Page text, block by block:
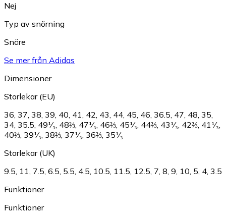
Nej
Typ av snörning
Snöre
Se mer från Adidas
Dimensioner
Storlekar (EU)
36, 37, 38, 39, 40, 41, 42, 43, 44, 45, 46, 36.5, 47, 48, 35,
34, 35.5, 49¹⁄₃, 48⅔, 47¹⁄₃, 46⅔, 45¹⁄₃, 44⅔, 43¹⁄₃, 42⅔, 41¹⁄₃,
40⅔, 39¹⁄₃, 38⅔, 37¹⁄₃, 36⅔, 35¹⁄₃
Storlekar (UK)
9.5, 11, 7.5, 6.5, 5.5, 4.5, 10.5, 11.5, 12.5, 7, 8, 9, 10, 5, 4, 3.5
Funktioner
Funktioner